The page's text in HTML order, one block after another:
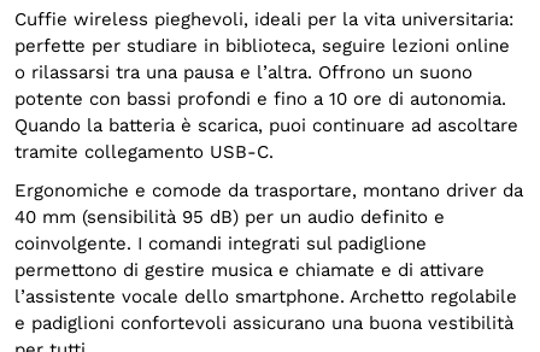
Cuffie wireless pieghevoli, ideali per la vita universitaria:
perfette per studiare in biblioteca, seguire lezioni online
o rilassarsi tra una pausa e l’altra. Offrono un suono
potente con bassi profondi e fino a 10 ore di autonomia.
Quando la batteria è scarica, puoi continuare ad ascoltare
tramite collegamento USB-C.
Ergonomiche e comode da trasportare, montano driver da
40 mm (sensibilità 95 dB) per un audio definito e
coinvolgente. I comandi integrati sul padiglione
permettono di gestire musica e chiamate e di attivare
l’assistente vocale dello smartphone. Archetto regolabile
e padiglioni confortevoli assicurano una buona vestibilità